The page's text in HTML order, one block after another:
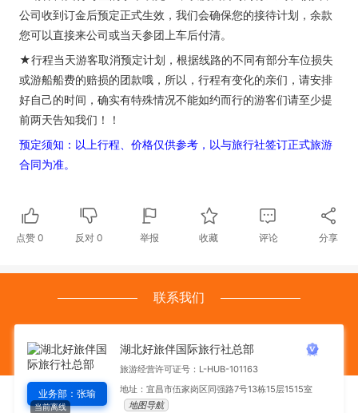
公司收到订金后预定正式生效，我们会确保您的接待计划，余款
您可以直接来公司或当天参团上车后付清。
★行程当天游客取消预定计划，根据线路的不同有部分车位损失
或游船船费的赔损的团款哦，所以，行程有变化的亲们，请安排
好自己的时间，确实有特殊情况不能如约而行的游客们请至少提
前两天告知我们！！
预定须知：以上行程、价格仅供参考，以与旅行社签订正式旅游
合同为准。
点赞 0 反对0 举报 收藏 评论 分享
联系我们
当前离线
业务部：张瑜
湖北好旅伴国际旅行社总部
旅游经营许可证号：L-HUB-101163
地址：宜昌市伍家岗区同强路7号13栋15层1515室
地图导航